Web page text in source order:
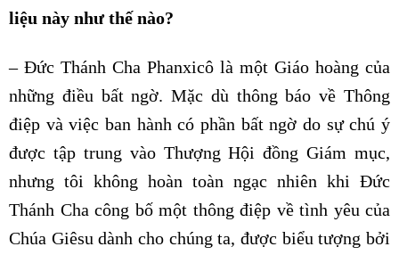
liệu này như thế nào?
– Đức Thánh Cha Phanxicô là một Giáo hoàng của
những điều bất ngờ. Mặc dù thông báo về Thông
điệp và việc ban hành có phần bất ngờ do sự chú ý
được tập trung vào Thượng Hội đồng Giám mục,
nhưng tôi không hoàn toàn ngạc nhiên khi Đức
Thánh Cha công bố một thông điệp về tình yêu của
Chúa Giêsu dành cho chúng ta, được biểu tượng bởi